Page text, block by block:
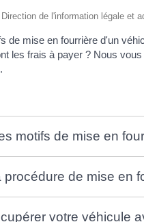
de l'information légale et
de mise en fourrière d'un
les frais à payer ? Nous
motifs de mise en
procédure de mise en
votre véhicule